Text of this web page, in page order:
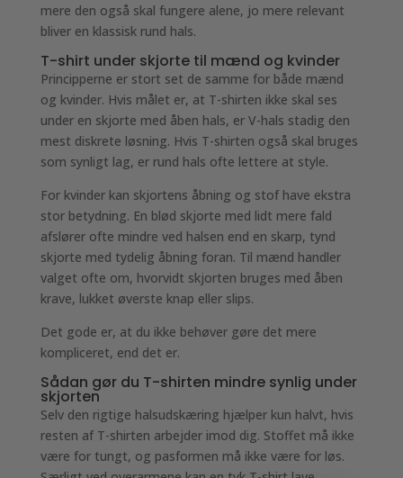
mere den også skal fungere alene, jo mere relevant
bliver en klassisk rund hals.
T-shirt under skjorte til mænd og kvinder
Principperne er stort set de samme for både mænd
og kvinder. Hvis målet er, at T-shirten ikke skal ses
under en skjorte med åben hals, er V-hals stadig den
mest diskrete løsning. Hvis T-shirten også skal bruges
som synligt lag, er rund hals ofte lettere at style.
For kvinder kan skjortens åbning og stof have ekstra
stor betydning. En blød skjorte med lidt mere fald
afslører ofte mindre ved halsen end en skarp, tynd
skjorte med tydelig åbning foran. Til mænd handler
valget ofte om, hvorvidt skjorten bruges med åben
krave, lukket øverste knap eller slips.
Det gode er, at du ikke behøver gøre det mere
kompliceret, end det er.
Sådan gør du T-shirten mindre synlig under
skjorten
Selv den rigtige halsudskæring hjælper kun halvt, hvis
resten af T-shirten arbejder imod dig. Stoffet må ikke
være for tungt, og pasformen må ikke være for løs.